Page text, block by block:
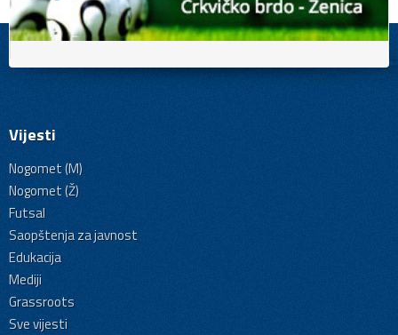
Vijesti
Nogomet (M)
Nogomet (Ž)
Futsal
Saopštenja za javnost
Edukacija
Mediji
Grassroots
Sve vijesti